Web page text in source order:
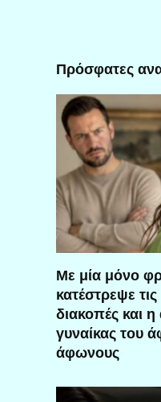
Πρόσφατες
Με μία μόνο
κατέστρεψε
διακοπές και
γυναίκας του
άφωνους